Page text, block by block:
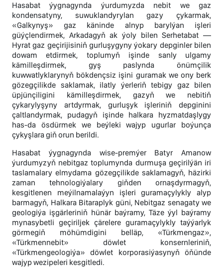
Hasabat ýygnagynda ýurdumyzda nebit we gaz
kondensatyny, suwuklandyrylan gazy çykarmak,
«Galkynyş» gaz käninde alnyp barylýan işleri
güýçlendirmek, Arkadagyň ak ýoly bilen Serhetabat —
Hyrat gaz geçirijisiniň gurluşygyny ýokary depginler bilen
dowam etdirmek, toplumyň işinde sanly ulgamy
kämilleşdirmek, gyş paslynda önümçilik
kuwwatlyklarynyň bökdençsiz işini guramak we ony berk
gözegçilikde saklamak, ilatly ýerleriň tebigy gaz bilen
üpjünçiligini kämilleşdirmek, gazyň we nebitiň
çykarylyşyny artdyrmak, gurluşyk işleriniň depginini
çaltlandyrmak, pudagyň işinde halkara hyzmatdaşlygy
has-da ösdürmek we beýleki wajyp ugurlar boýunça
çykyşlara giň orun berildi.
Hasabat ýygnagynda wise-premýer Batyr Amanow
ýurdumyzyň nebitgaz toplumynda durmuşa geçirilýän iri
taslamalary elmydama gözegçilikde saklamagyň, häzirki
zaman tehnologiýalary giňden ornaşdyrmagyň,
kesgitlenen meýilnamalaýyn işleri guramaçylykly alyp
barmagyň, Halkara Bitaraplyk güni, Nebitgaz senagaty we
geologiýa işgärleriniň hünär baýramy, Täze ýyl baýramy
mynasybetli geçiriljek çärelere guramaçylykly taýýarlyk
görmegiň möhümdigini belläp, «Türkmengaz»,
«Türkmennebit» döwlet konsernleriniň,
«Türkmengeologiýa» döwlet korporasiýasynyň öňünde
wajyp wezipeleri kesgitledi.